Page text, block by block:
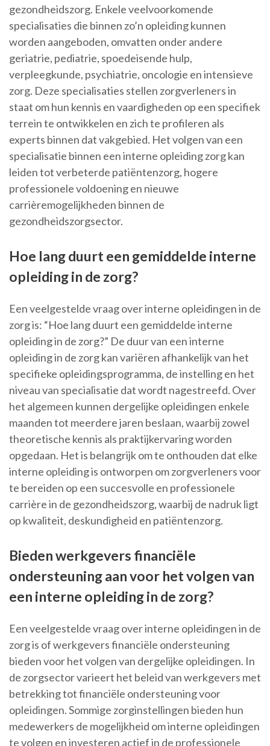
gezondheidszorg. Enkele veelvoorkomende
specialisaties die binnen zo’n opleiding kunnen
worden aangeboden, omvatten onder andere
geriatrie, pediatrie, spoedeisende hulp,
verpleegkunde, psychiatrie, oncologie en intensieve
zorg. Deze specialisaties stellen zorgverleners in
staat om hun kennis en vaardigheden op een specifiek
terrein te ontwikkelen en zich te profileren als
experts binnen dat vakgebied. Het volgen van een
specialisatie binnen een interne opleiding zorg kan
leiden tot verbeterde patiëntenzorg, hogere
professionele voldoening en nieuwe
carrièremogelijkheden binnen de
gezondheidszorgsector.
Hoe lang duurt een gemiddelde interne
opleiding in de zorg?
Een veelgestelde vraag over interne opleidingen in de
zorg is: “Hoe lang duurt een gemiddelde interne
opleiding in de zorg?” De duur van een interne
opleiding in de zorg kan variëren afhankelijk van het
specifieke opleidingsprogramma, de instelling en het
niveau van specialisatie dat wordt nagestreefd. Over
het algemeen kunnen dergelijke opleidingen enkele
maanden tot meerdere jaren beslaan, waarbij zowel
theoretische kennis als praktijkervaring worden
opgedaan. Het is belangrijk om te onthouden dat elke
interne opleiding is ontworpen om zorgverleners voor
te bereiden op een succesvolle en professionele
carrière in de gezondheidszorg, waarbij de nadruk ligt
op kwaliteit, deskundigheid en patiëntenzorg.
Bieden werkgevers financiële
ondersteuning aan voor het volgen van
een interne opleiding in de zorg?
Een veelgestelde vraag over interne opleidingen in de
zorg is of werkgevers financiële ondersteuning
bieden voor het volgen van dergelijke opleidingen. In
de zorgsector varieert het beleid van werkgevers met
betrekking tot financiële ondersteuning voor
opleidingen. Sommige zorginstellingen bieden hun
medewerkers de mogelijkheid om interne opleidingen
te volgen en investeren actief in de professionele